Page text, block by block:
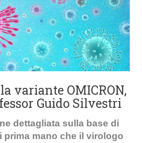
variante OMICRON,
Guido Silvestri
dettagliata sulla base di
prima mano che il virologo